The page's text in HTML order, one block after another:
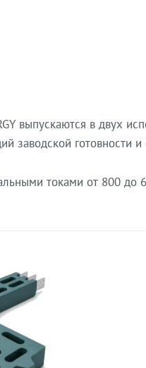
выпускаются в
заводской
токами от 800